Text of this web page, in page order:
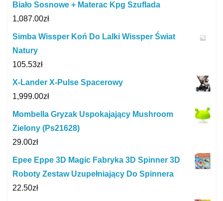
Biało Sosnowe + Materac Kpg Szuflada
1,087.00zł
Simba Wissper Koń Do Lalki Wissper Świat
Natury
105.53zł
X-Lander X-Pulse Spacerowy
1,999.00zł
Mombella Gryzak Uspokajający Mushroom
Zielony (Ps21628)
29.00zł
Epee Eppe 3D Magic Fabryka 3D Spinner 3D
Roboty Zestaw Uzupełniający Do Spinnera
22.50zł